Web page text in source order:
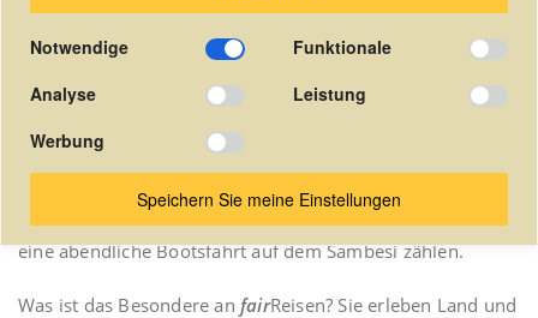
Notwendige
Funktionale
Analyse
Leistung
Werbung
Speichern Sie meine Einstellungen
Die Reise besteht im wesentlichen aus drei Teilen:
Besuche unserer Projekte auf dem Programm, die
Ostertage werden in Kleingruppen in verschiedenen
Pfarren verbracht. Hier steht die Begegnung mit Menschen
im Vordergrund. Im Anschluß bleibt noch Zeit für den
touristischen Teil zu dessen Highlights die Viktoriafälle und
eine abendliche Bootsfahrt auf dem Sambesi zählen.
Was ist das Besondere an fairReisen? Sie erleben Land und